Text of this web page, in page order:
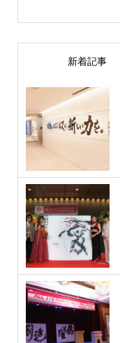
新着記事